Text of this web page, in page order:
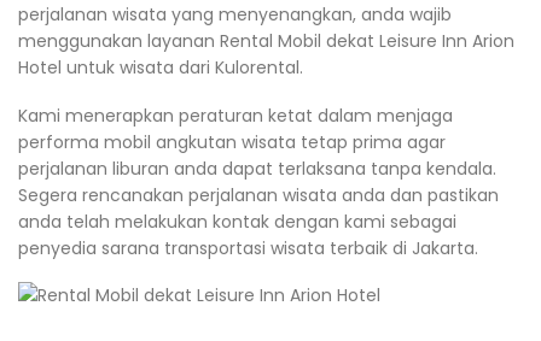
perjalanan wisata yang menyenangkan, anda wajib
menggunakan layanan Rental Mobil dekat Leisure Inn Arion
Hotel untuk wisata dari Kulorental.
Kami menerapkan peraturan ketat dalam menjaga
performa mobil angkutan wisata tetap prima agar
perjalanan liburan anda dapat terlaksana tanpa kendala.
Segera rencanakan perjalanan wisata anda dan pastikan
anda telah melakukan kontak dengan kami sebagai
penyedia sarana transportasi wisata terbaik di Jakarta.